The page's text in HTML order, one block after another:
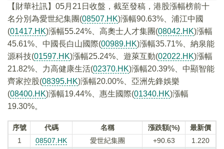
【財華社訊】05月21日收盤，截至發稿，港股漲幅榜前十
名分別為愛世紀集團(08507.HK)漲幅90.63%、浦江中國
(01417.HK)漲幅55.24%、高奧士人才集團(08042.HK)漲幅
45.61%、中國長白山國際(00989.HK)漲幅35.71%、納泉能
源科技(01597.HK)漲幅25.24%、遊萊互動(02022.HK)漲幅
21.82%、力高健康生活(02370.HK)漲幅20.39%、中顯智能
齊家控股(08395.HK)漲幅20.00%、亞洲先鋒娛樂
(08400.HK)漲幅19.44%、惠生國際(01340.HK)漲幅
19.30%。
序號 代碼 名稱 漲跌額(%)
最新價
1
08507.HK 愛世紀集團 +90.63
1.220